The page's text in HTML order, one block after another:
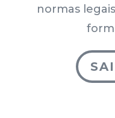
normas